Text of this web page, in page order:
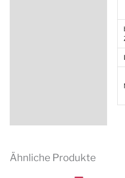
Ähnliche Produkte